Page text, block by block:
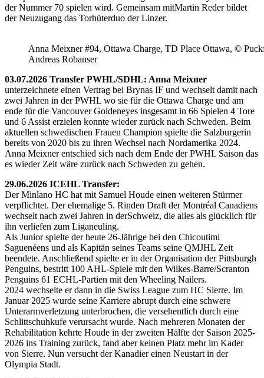
der Nummer 70 spielen wird. Gemeinsam mitMartin Reder bildet
der Neuzugang das Torhüterduo der Linzer.
Anna Meixner #94, Ottawa Charge, TD Place Ottawa, ©
Andreas Robanser
03.07.2026 Transfer PWHL/SDHL: Anna Meixner
unterzeichnete einen Vertrag bei Brynas IF und wechselt damit nach
zwei Jahren in der PWHL wo sie für die Ottawa Charge und am
ende für die Vancouver Goldeneyes insgesamt in 66 Spielen 4 Tore
und 6 Assist erzielen konnte wieder zurück nach Schweden. Beim
aktuellen schwedischen Frauen Champion spielte die Salzburgerin
bereits von 2020 bis zu ihren Wechsel nach Nordamerika 2024.
Anna Meixner entschied sich nach dem Ende der PWHL Saison das
es wieder Zeit wäre zurück nach Schweden zu gehen.
29.06.2026 ICEHL Transfer:
Der Minlano HC hat mit Samuel Houde einen weiteren Stürmer
verpflichtet. Der ehemalige 5. Rinden Draft der Montréal Canadiens
wechselt nach zwei Jahren in derSchweiz, die alles als glücklich für
ihn verliefen zum Liganeuling.
Als Junior spielte der heute 26-Jährige bei den Chicoutimi
Saguenéens und als Kapitän seines Teams seine QMJHL Zeit
beendete. Anschließend spielte er in der Organisation der Pittsburgh
Penguins, bestritt 100 AHL-Spiele mit den Wilkes-Barre/Scranton
Penguins 61 ECHL-Partien mit den Wheeling Nailers.
2024 wechselte er dann in die Swiss League zum HC Sierre. Im
Januar 2025 wurde seine Karriere abrupt durch eine schwere
Unterarmverletzung unterbrochen, die versehentlich durch eine
Schlittschuhkufe verursacht wurde. Nach mehreren Monaten der
Rehabilitation kehrte Houde in der zweiten Hälfte der Saison 2025-
2026 ins Training zurück, fand aber keinen Platz mehr im Kader
von Sierre. Nun versucht der Kanadier einen Neustart in der
Olympia Stadt.